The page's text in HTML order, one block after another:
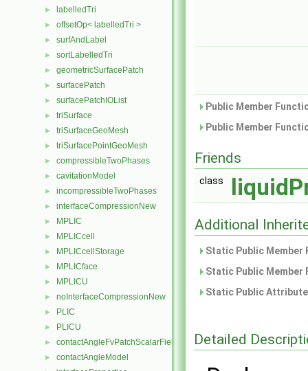
► labelledTri
► offsetOp< labelledTri >
► surfAndLabel
► sortLabelledTri
► geometricSurfacePatch
► surfacePatch
► surfacePatchIOList
► triSurface
► triSurfaceGeoMesh
► triSurfacePointGeoMesh
► compressibleTwoPhases
► cavitationModel
► incompressibleTwoPhases
► interfaceCompressionNew
► MPLIC
► MPLICcell
► MPLICcellStorage
► MPLICface
► MPLICU
► noInterfaceCompressionNew
► PLIC
► PLICU
► contactAngleFvPatchScalarField
► contactAngleModel
Public Member
Public Member
Friends
class
Additional
Static Public
Static Public
Static Public
Detailed